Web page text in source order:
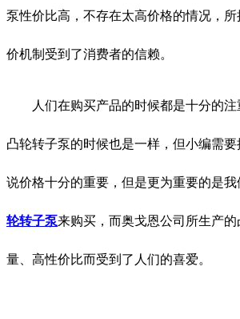
泵性价比高，不存在太高价格的情况，
价机制受到了消费者的信赖。
人们在购买产品的时候都是十分的注
凸轮转子泵的时候也是一样，但小编需
说价格十分的重要，但是更为重要的是
轮转子泵来购买，而奥戈恩公司所生产
量、高性价比而受到了人们的喜爱。